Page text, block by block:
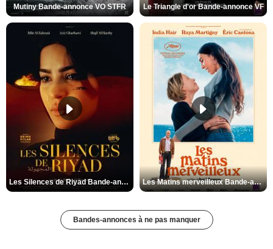
Mutiny Bande-annonce VO STFR Le Triangle d'or Bande-annonce VF
Les Silences de Riyad Bande-annonce VO STFR Les Matins merveilleux Bande-annonce VF
Bandes-annonces à ne pas manquer